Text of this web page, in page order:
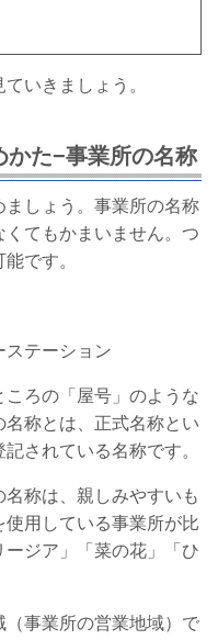
いきましょう。
かた−事業所の名称
しょう。事業所の名称
てもかまいません。つ
です。
テーション
ろの「屋号」のような
称とは、正式名称とい
されている名称です。
称は、親しみやすいも
用している事業所が比
ジア」「菜の花」「ひ
事業所の営業地域）で